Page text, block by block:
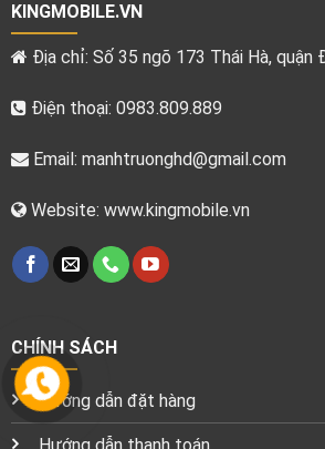
KINGMOBILE.VN
Địa chỉ: Số 35 ngõ 173 Thái Hà, quận
Điện thoại: 0983.809.889
Email: manhtruonghd@gmail.com
Website: www.kingmobile.vn
CHÍNH SÁCH
Hướng dẫn đặt hàng